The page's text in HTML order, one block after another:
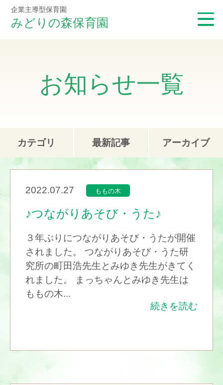
企業主導型保育園
みどりの森保育園
お知らせ一覧
カテゴリ 最新記事 アーカイブ
2022.07.27 ももの木
♪つながりあそび・うた♪
３年ぶりにつながりあそび・うたが開催
されました。 つながりあそび・うた研
究所の町田浩先生とみゆき先生がきてく
れました。 まっちゃんとみゆき先生は
ももの木...
続きを読む